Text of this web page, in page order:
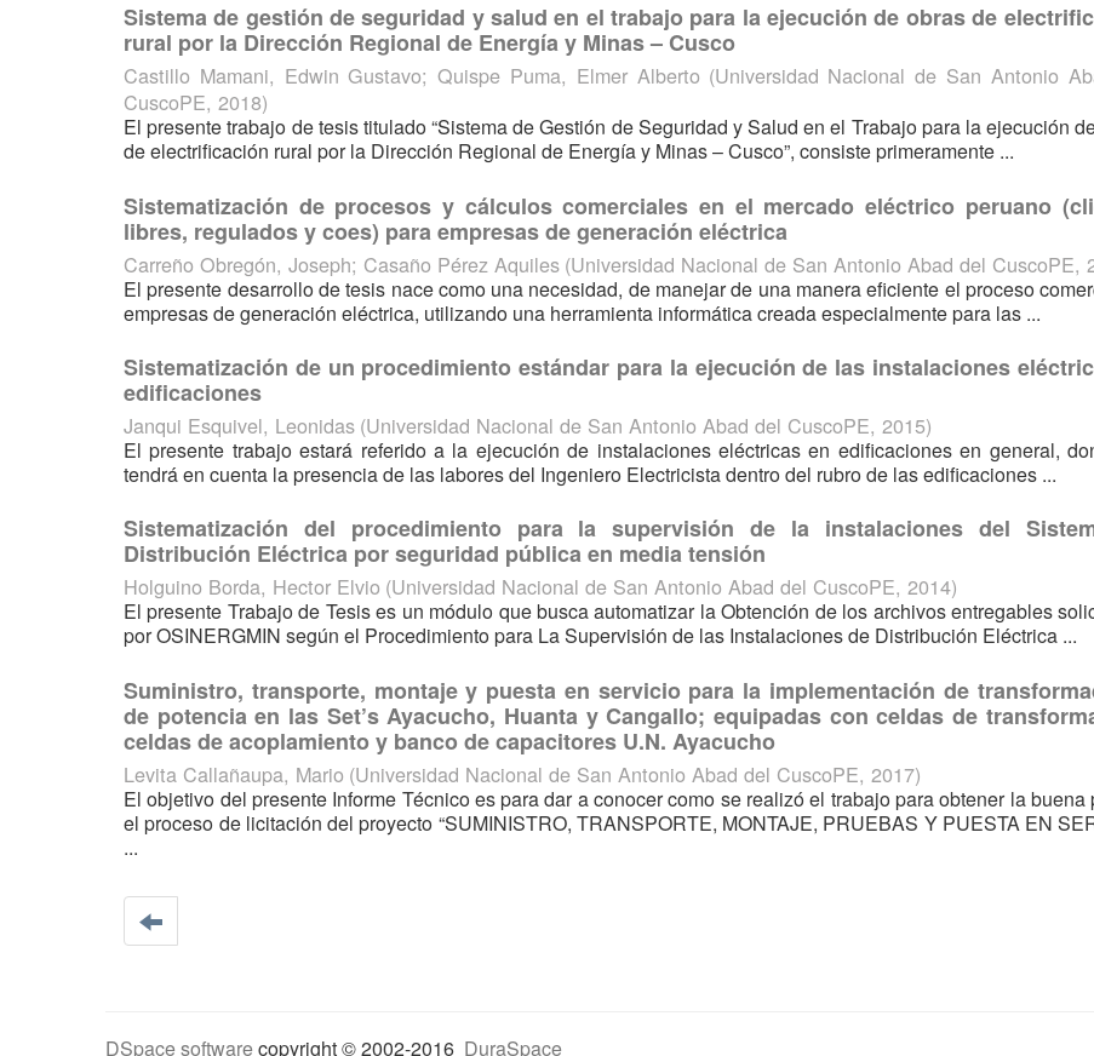
Sistema de gestión de seguridad y salud en el trabajo para la ejecución de obras de
rural por la Dirección Regional de Energía y Minas – Cusco
Castillo Mamani, Edwin Gustavo;Quispe Puma, Elmer Alberto (Universidad Nacional de San Antonio
CuscoPE, 2018)
El presente trabajo de tesis titulado “Sistema de Gestión de Seguridad y Salud en el Trabajo para la ejecución
de electrificación rural por la Dirección Regional de Energía y Minas – Cusco”, consiste primeramente ...
Sistematización de procesos y cálculos comerciales en el mercado eléctrico peruano
libres, regulados y coes) para empresas de generación eléctrica
Carreño Obregón, Joseph; Casaño Pérez Aquiles (Universidad Nacional de San Antonio Abad del CuscoPE,
El presente desarrollo de tesis nace como una necesidad, de manejar de una manera eficiente el proceso
empresas de generación eléctrica, utilizando una herramienta informática creada especialmente para las ...
Sistematización de un procedimiento estándar para la ejecución de las instalaciones
edificaciones
Janqui Esquivel, Leonidas (Universidad Nacional de San Antonio Abad del CuscoPE, 2015)
El presente trabajo estará referido a la ejecución de instalaciones eléctricas en edificaciones en general,
tendrá en cuenta la presencia de las labores del Ingeniero Electricista dentro del rubro de las edificaciones ...
Sistematización del procedimiento para la supervisión de la instalaciones del
Distribución Eléctrica por seguridad pública en media tensión
Holguino Borda, Hector Elvio (Universidad Nacional de San Antonio Abad del CuscoPE, 2014)
El presente Trabajo de Tesis es un módulo que busca automatizar la Obtención de los archivos entregables
por OSINERGMIN según el Procedimiento para La Supervisión de las Instalaciones de Distribución Eléctrica ...
Suministro, transporte, montaje y puesta en servicio para la implementación de
de potencia en las Set’s Ayacucho, Huanta y Cangallo; equipadas con celdas de
celdas de acoplamiento y banco de capacitores U.N. Ayacucho
Levita Callañaupa, Mario (Universidad Nacional de San Antonio Abad del CuscoPE, 2017)
El objetivo del presente Informe Técnico es para dar a conocer como se realizó el trabajo para obtener la buena
el proceso de licitación del proyecto “SUMINISTRO, TRANSPORTE, MONTAJE, PRUEBAS Y PUESTA EN
...
DSpace softwarecopyright © 2002-2016 DuraSpace